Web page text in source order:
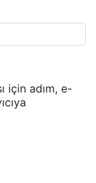
için adım, e-